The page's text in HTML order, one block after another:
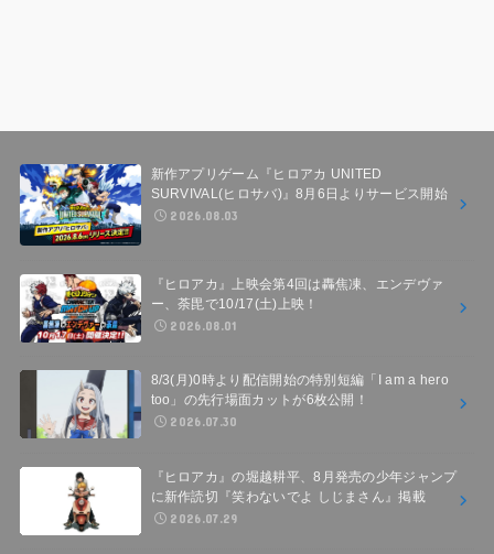
新作アプリゲーム『ヒロアカ UNITED
SURVIVAL(ヒロサバ)』8月6日よりサービス開始
2026.08.03
『ヒロアカ』上映会第4回は轟焦凍、エンデヴァ
ー、荼毘で10/17(土)上映！
2026.08.01
8/3(月)0時より配信開始の特別短編「I am a hero
too」の先行場面カットが6枚公開！
2026.07.30
『ヒロアカ』の堀越耕平、8月発売の少年ジャンプ
に新作読切『笑わないでよ しじまさん』掲載
2026.07.29